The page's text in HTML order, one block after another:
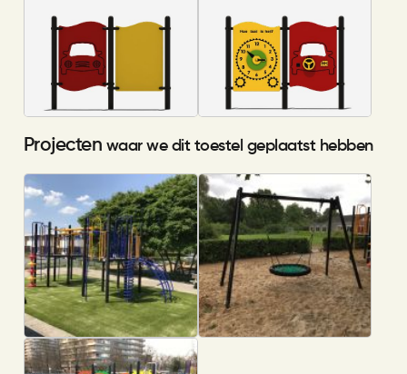
Projecten waar we dit toestel geplaatst hebben
Al Amana Ede